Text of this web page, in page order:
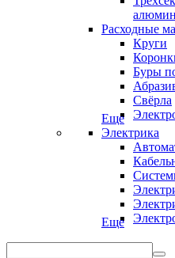
Расходные
Круги
Буры
Свёрла
Еще
Электрика
Еще